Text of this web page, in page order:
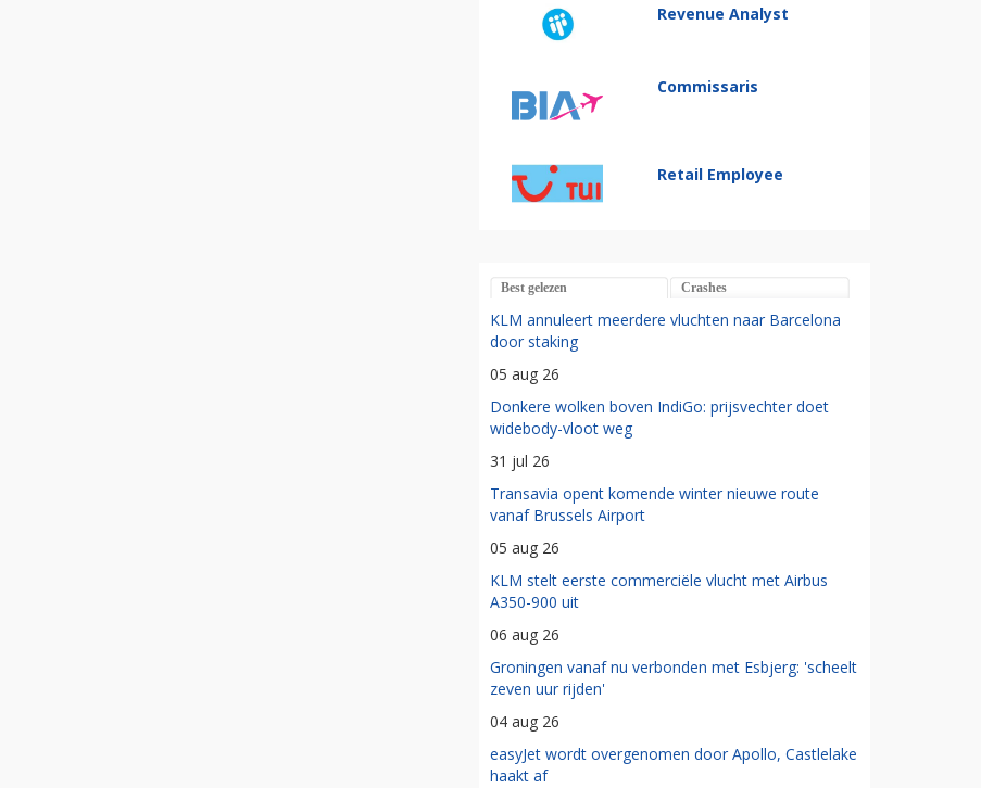
Revenue Analyst
Commissaris
Retail Employee
Best gelezen Crashes
KLM annuleert meerdere vluchten naar Barcelona
door staking
05 aug 26
Donkere wolken boven IndiGo: prijsvechter doet
widebody-vloot weg
31 jul 26
Transavia opent komende winter nieuwe route
vanaf Brussels Airport
05 aug 26
KLM stelt eerste commerciële vlucht met Airbus
A350-900 uit
06 aug 26
Groningen vanaf nu verbonden met Esbjerg: 'scheelt
zeven uur rijden'
04 aug 26
easyJet wordt overgenomen door Apollo, Castlelake
haakt af